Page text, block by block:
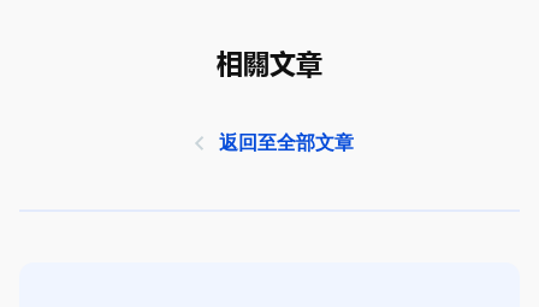
相關文章
返回至全部文章